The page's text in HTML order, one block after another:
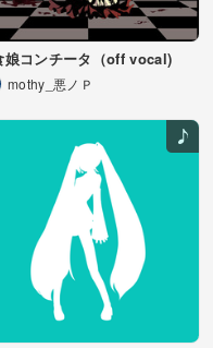
娘コンチータ（off vocal)
mothy_悪ノＰ